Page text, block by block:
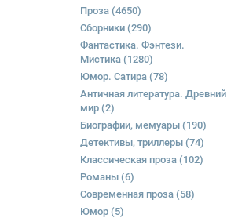
Проза (4650)
Сборники (290)
Фантастика. Фэнтези.
Мистика (1280)
Юмор. Сатира (78)
Античная литература. Древний
мир (2)
Биографии, мемуары (190)
Детективы, триллеры (74)
Классическая проза (102)
Романы (6)
Современная проза (58)
Юмор (5)